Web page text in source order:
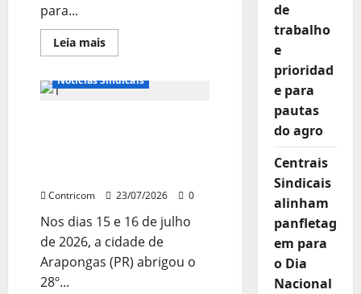
para...
Leia maisLeia
mais
da
sindical
para
Destaques
Notícias de Entidades
Notícias Sindicais
Contricom 23/07/2026 0
Nos dias 15 e 16 de julho
de 2026, a cidade de
Arapongas (PR) abrigou o
28º...
de
trabalho
e
prioridad
e para
pautas
do agro
Centrais
Sindicais
alinham
panfletag
em para
o Dia
Nacional